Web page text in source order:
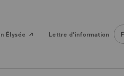
Élysée Lettre d'information